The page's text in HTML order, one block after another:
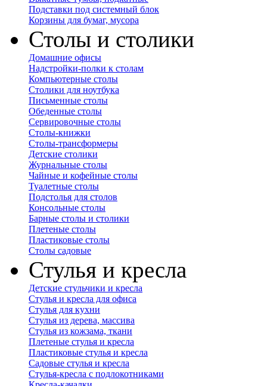
Подставки под системный блок
Корзины для бумаг, мусора
Столы и столики
Домашние офисы
Надстройки-полки к столам
Компьютерные столы
Столики для ноутбука
Письменные столы
Обеденные столы
Сервировочные столы
Столы-книжки
Столы-трансформеры
Детские столики
Журнальные столы
Чайные и кофейные столы
Туалетные столы
Подстолья для столов
Консольные столы
Барные столы и столики
Плетеные столы
Пластиковые столы
Столы садовые
Стулья и кресла
Детские стульчики и кресла
Стулья и кресла для офиса
Стулья для кухни
Стулья из дерева, массива
Стулья из кожзама, ткани
Плетеные стулья и кресла
Пластиковые стулья и кресла
Садовые стулья и кресла
Стулья-кресла с подлокотниками